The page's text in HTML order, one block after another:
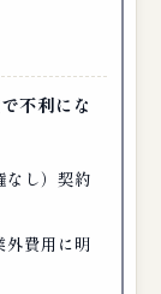
不利にな
し）契約
費用に明